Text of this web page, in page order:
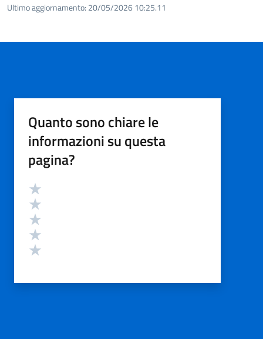
Ultimo aggiornamento: 20/05/2026 10:25.11
Quanto sono chiare le
informazioni su questa
pagina?
Valutazione